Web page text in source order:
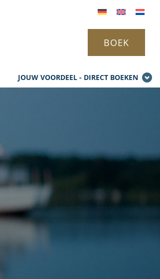
JOUW VOORDEEL - DIRECT BOEKEN
BOEK